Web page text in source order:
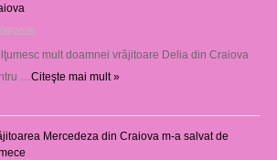
2026
mult doamnei vrăjitoare Delia din Craiova
… Citeşte mai mult »
Mercedeza din Craiova m-a salvat de